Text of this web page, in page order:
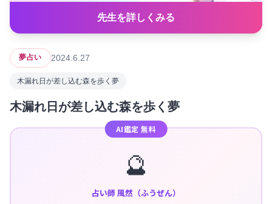
先生を詳しくみる
夢占い 2024.6.27
木漏れ日が差し込む森を歩く夢
木漏れ日が差し込む森を歩く夢
AI鑑定 無料
🔮
占い師 風然（ふうぜん）